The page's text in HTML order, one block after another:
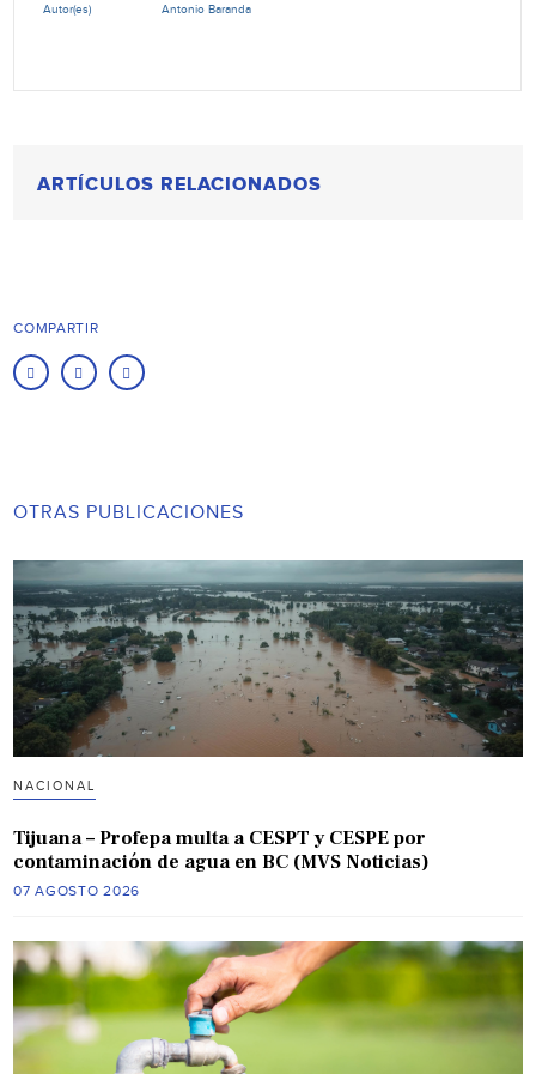
Autor(es) Antonio Baranda
ARTÍCULOS RELACIONADOS
COMPARTIR
OTRAS PUBLICACIONES
NACIONAL
Tijuana – Profepa multa a CESPT y CESPE por
contaminación de agua en BC (MVS Noticias)
07 AGOSTO 2026